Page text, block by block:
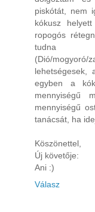
piskótát, nem
kókusz
ropogós
tudna
(Dió/
lehetségesek,
egyben a
mennyiségű
mennyiségű
tanácsát, ha
Köszönettel,
Új követője:
Ani :)
Válasz